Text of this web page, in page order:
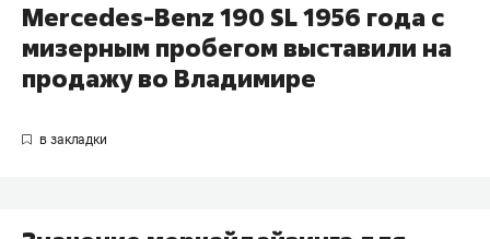
Mercedes-Benz 190 SL 1956 года с
мизерным пробегом выставили на
продажу во Владимире